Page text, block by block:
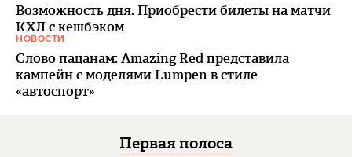
Возможность дня. Приобрести билеты на матчи
КХЛ с кешбэком
НОВОСТИ
Слово пацанам: Amazing Red представила
кампейн с моделями Lumpen в стиле
«автоспорт»
Первая полоса